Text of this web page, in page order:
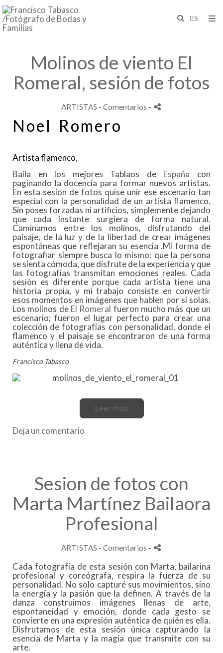
Molinos de viento El
Romeral, sesión de fotos
ARTISTAS - Comentarios -
Noel Romero
Artista flamenco,
Baila en los mejores Tablaos de España con
paginando la docencia para formar nuevos artistas.
En esta sesión de fotos quise unir ese escenario tan
especial con la personalidad de un artista flamenco.
Sin poses forzadas ni artificios, simplemente dejando
que cada instante surgiera de forma natural.
Caminamos entre los molinos, disfrutando del
paisaje, de la luz y de la libertad de crear imágenes
espontáneas que reflejaran su esencia .Mi forma de
fotografiar siempre busca lo mismo: que la persona
se sienta cómoda, que disfrute de la experiencia y que
las fotografías transmitan emociones reales. Cada
sesión es diferente porque cada artista tiene una
historia propia, y mi trabajo consiste en convertir
esos momentos en imágenes que hablen por sí solas.
Los molinos de El Romeral fueron mucho más que un
escenario; fueron el lugar perfecto para crear una
colección de fotografías con personalidad, donde el
flamenco y el paisaje se encontraron de una forma
auténtica y llena de vida.
Francisco Tabasco
Leer más
Deja un comentario
Sesion de fotos con
Marta Martínez Bailaora
Profesional
ARTISTAS - Comentarios -
Cada fotografía de esta sesión con Marta, bailarina
profesional y coreógrafa, respira la fuerza de su
personalidad. No solo capturé sus movimientos, sino
la energía y la pasión que la definen. A través de la
danza construimos imágenes llenas de arte,
espontaneidad y emoción, donde cada gesto se
convierte en una expresión auténtica de quién es ella.
Disfrutamos de esta sesión única capturando la
esencia de Marta y la magia que transmite con su
arte.